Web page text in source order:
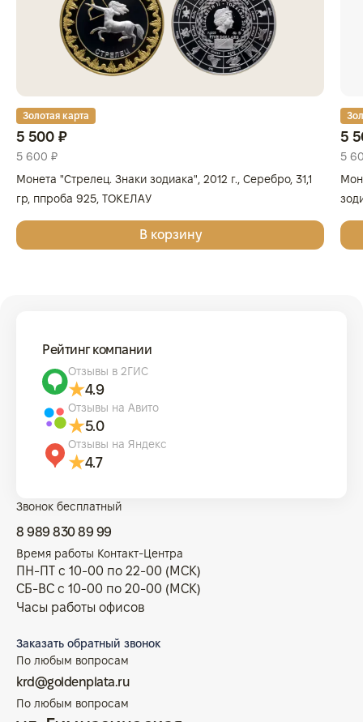
Золотая карта
5 500 ₽
5 600 ₽
Монета "Стрелец. Знаки зодиака", 2012 г., Серебро, 31,1
гр, ппроба 925, ТОКЕЛАУ
В корзину
5
5
Рейтинг компании
Отзывы в 2ГИС
4.9
Отзывы на Авито
5.0
Отзывы на Яндекс
4.7
Звонок бесплатный
8 989 830 89 99
Время работы Контакт-Центра
ПН-ПТ с 10-00 по 22-00 (МСК)
СБ-ВС с 10-00 по 20-00 (МСК)
Часы работы офисов
Заказать обратный звонок
По любым вопросам
krd@goldenplata.ru
По любым вопросам